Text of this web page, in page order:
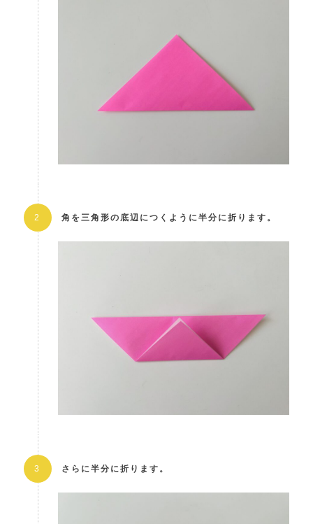
角を三角形の底辺につくように半分に折ります。
さらに半分に折ります。